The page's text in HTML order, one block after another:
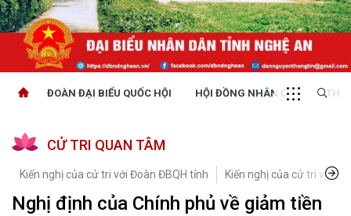
ĐOÀN ĐẠI BIỂU QUỐC HỘI HỘI ĐỒNG NHÂN DÂN
CỬ TRI QUAN TÂM
Kiến nghị của cử tri với Đoàn ĐBQH tỉnh Kiến nghị của cử tri với
Nghị định của Chính phủ về giảm tiền